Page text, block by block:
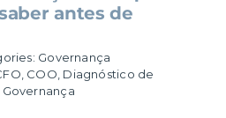
antes de
Governança
COO Diagnóstico de
Governança